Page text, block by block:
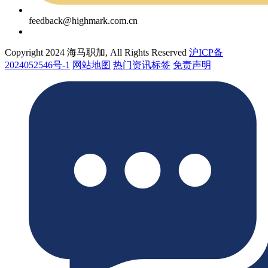
feedback@highmark.com.cn
Copyright 2024 海马职加, All Rights Reserved 沪ICP备
2024052546号-1 网站地图 热门资讯标签 免责声明